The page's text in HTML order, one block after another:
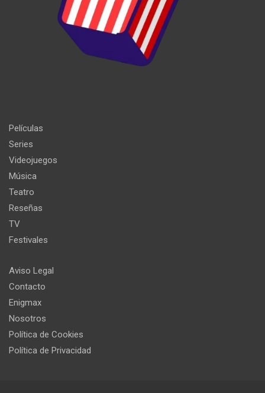
Películas
Series
Videojuegos
Música
Teatro
Reseñas
TV
Festivales
Aviso Legal
Contacto
Enigmax
Nosotros
Política de Cookies
Política de Privacidad